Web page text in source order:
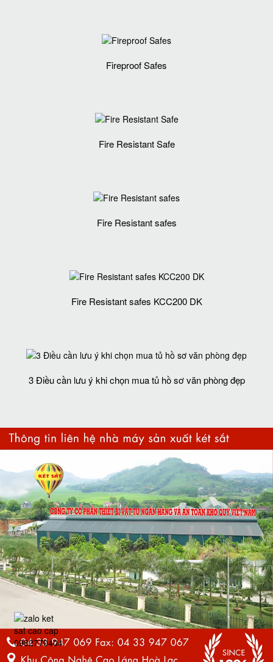
Fireproof Safes
Fire Resistant Safe
Fire Resistant safes
Fire Resistant safes KCC200 DK
3 Điều cần lưu ý khi chọn mua tủ hồ sơ văn phòng đẹp